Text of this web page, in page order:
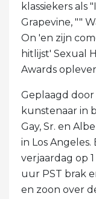
klassiekers als
Grapevine, ""
On 'en zijn
hitlijst' Sexual
Awards
Geplaagd
kunstenaar in
Gay, Sr. en
in Los Angeles.
verjaardag op
uur PST brak
en zoon over